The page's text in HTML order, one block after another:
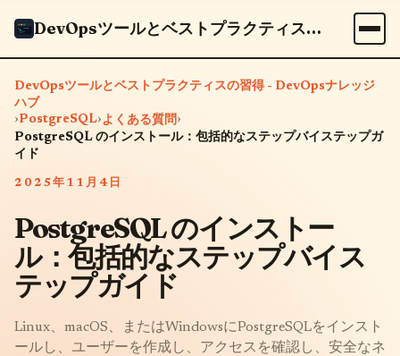
DevOpsツールとベストプラクティスの習得 - DevOpsナレッジハブ
DevOpsツールとベストプラクティスの習得 - DevOpsナレッジ
ハブ
›PostgreSQL›よくある質問›
PostgreSQL のインストール：包括的なステップバイステップガ
イド
2025年11月4日
PostgreSQL のインストー
ル：包括的なステップバイス
テップガイド
Linux、macOS、またはWindowsにPostgreSQLをインスト
ールし、ユーザーを作成し、アクセスを確認し、安全なネ